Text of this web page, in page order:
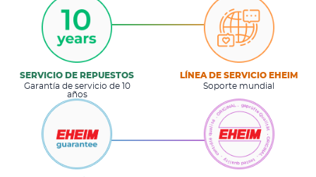
SERVICIO DE REPUESTOS
Garantía de servicio de 10
años
LÍNEA DE SERVICIO EHEIM
Soporte mundial